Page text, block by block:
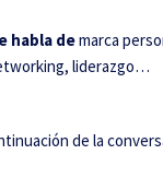
habla demarca
liderazgo…
de la